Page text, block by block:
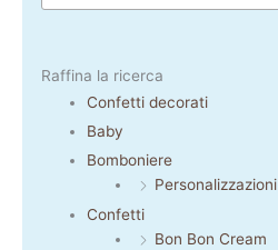
Raffina la ricerca
Confetti decorati
Baby
Bomboniere
Personalizzazioni
Confetti
Bon Bon Cream